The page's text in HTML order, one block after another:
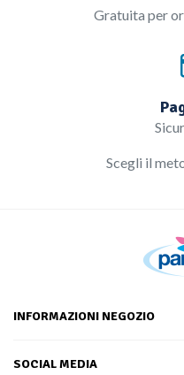
Gratuita per
Scegli il
INFORMAZIONI NEGOZIO
SOCIAL MEDIA